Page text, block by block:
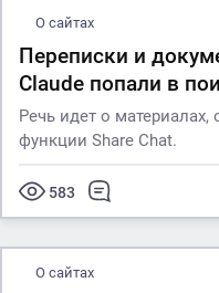
О сайтах
Переписки и
Claude попали в
Речь идет о
функции Share Chat.
583
О сайтах